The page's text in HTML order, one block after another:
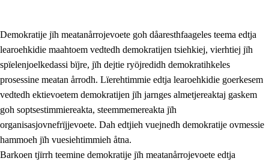
2. Lïeremen, evtiedimmien jïh skearkagimmien prinsihph
Demokratije jïh meatanårrojevoete goh dåaresthfaageles teema edtja
learoehkidie maahtoem vedtedh demokratijen tsiehkiej, vierhtiej jïh
spïelenjoelkedassi bïjre, jïh dejtie ryöjredidh demokratihkeles
prosessine meatan årrodh. Lïerehtimmie edtja learoehkidie goerkesem
vedtedh ektievoetem demokratijen jïh jarnges almetjereaktaj gaskem
goh soptsestimmiereakta, steemmemereakta jïh
organisasjovnefrïjjevoete. Dah edtjieh vuejnedh demokratije ovmessie
hammoeh jïh vuesiehtimmieh åtna.
Barkoen tjïrrh teemine demokratije jïh meatanårrojevoete edtja